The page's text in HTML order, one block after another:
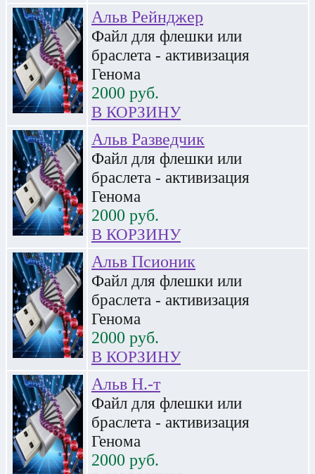
Альв Рейнджер
Файл для флешки или
браслета - активизация
Генома
2000 руб.
В КОРЗИНУ
Альв Разведчик
Файл для флешки или
браслета - активизация
Генома
2000 руб.
В КОРЗИНУ
Альв Псионик
Файл для флешки или
браслета - активизация
Генома
2000 руб.
В КОРЗИНУ
Альв Н.-т
Файл для флешки или
браслета - активизация
Генома
2000 руб.